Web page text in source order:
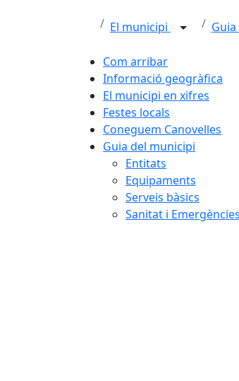
El municipi
Com arribar
Informació geogràfica
El municipi en xifres
Festes locals
Coneguem Canovelles
Guia del municipi
Entitats
Equipaments
Serveis bàsics
Sanitat i Emergències